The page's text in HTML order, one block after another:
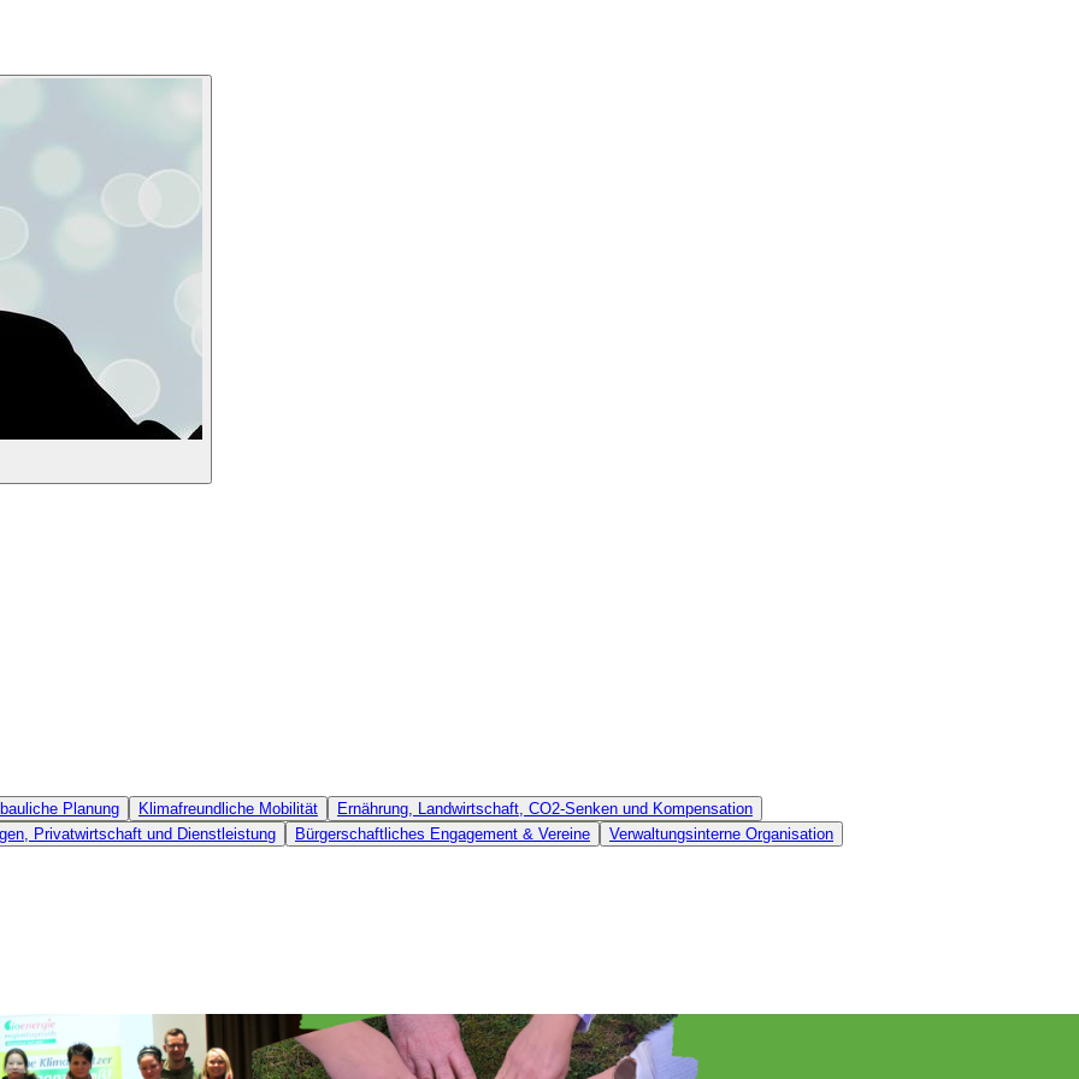
Planung Klimafreundliche Mobilität
Ernährung, Landwirtschaft, CO2-Senken und Kompensation
Privatwirtschaft und Dienstleistung
Bürgerschaftliches Engagement & Vereine Verwaltungsinterne Organisation